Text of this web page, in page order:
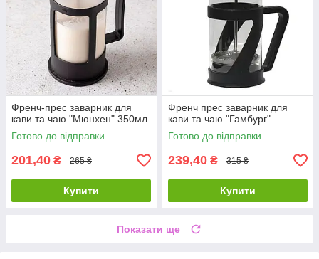
Френч-прес заварник для
кави та чаю "Мюнхен" 350мл
Готово до відправки
201,40 ₴ 265 ₴
Купити
Френч прес заварник для
кави та чаю "Гамбург"
Готово до відправки
239,40 ₴ 315 ₴
Купити
Показати ще